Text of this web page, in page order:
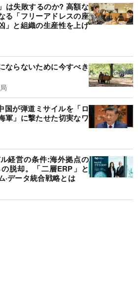
は失敗するのか? 高額な
る「フリーアドレスの座
」と組織の生産性を上げ
ならないために今すべき
国が弾道ミサイルを「ロ
軍」に撃たせた切実なワ
経営の条件:海外拠点の
脱却。「二層ERP」と
·データ統合戦略とは